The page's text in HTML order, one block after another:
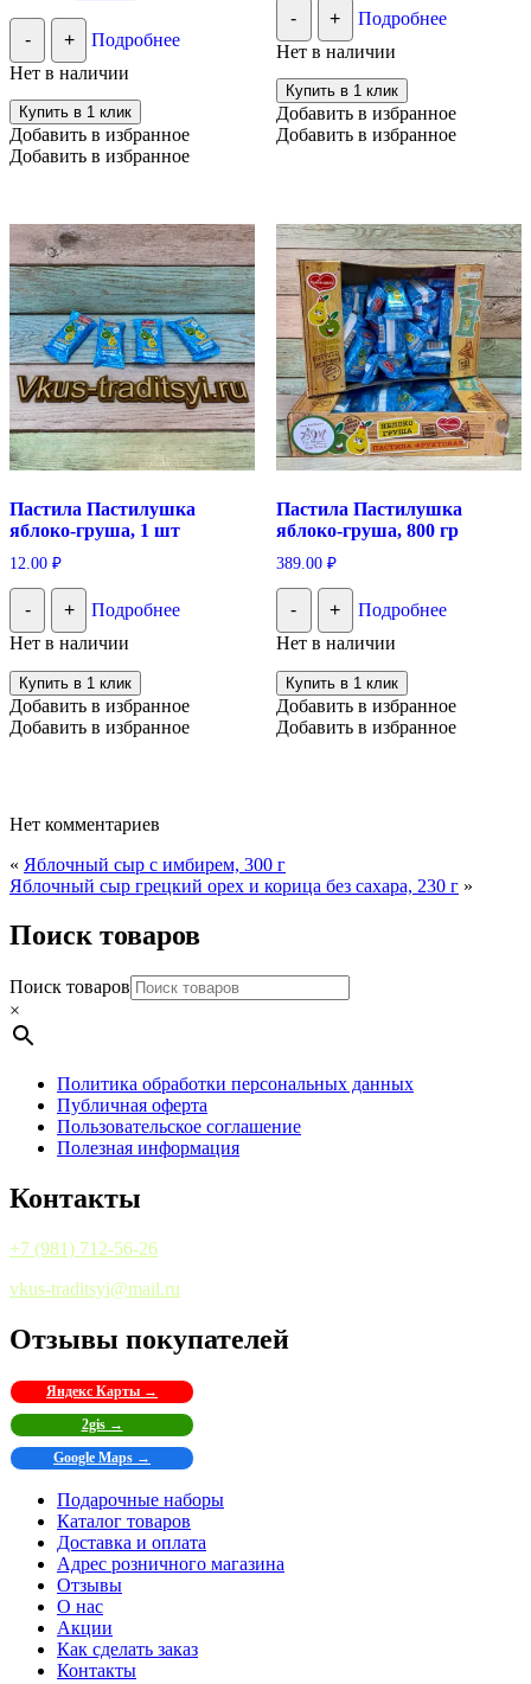
составляла
389.00 ₽.
379.00 ₽.
- +
Подробнее
Нет в наличии
Купить в 1 клик
Добавить в избранное
Добавить в избранное
- +
Подробнее
Нет в наличии
Купить в 1 клик
Добавить в избранное
Добавить в избранное
Пастила Пастилушка
яблоко-груша, 1 шт
12.00 ₽
- +
Подробнее
Нет в наличии
Купить в 1 клик
Добавить в избранное
Добавить в избранное
Пастила Пастилушка
яблоко-груша, 800 гр
389.00 ₽
- +
Подробнее
Нет в наличии
Купить в 1 клик
Добавить в избранное
Добавить в избранное
Нет комментариев
« Яблочный сыр с имбирем, 300 г
Яблочный сыр грецкий орех и корица без сахара, 230 г »
Поиск товаров
Поиск товаров
×
Политика обработки персональных данных
Публичная оферта
Пользовательское соглашение
Полезная информация
Контакты
+7 (981) 712-56-26
vkus-traditsyi@mail.ru
Отзывы покупателей
Яндекс Карты →
2gis →
Google Maps →
Подарочные наборы
Каталог товаров
Доставка и оплата
Адрес розничного магазина
Отзывы
О нас
Акции
Как сделать заказ
Контакты